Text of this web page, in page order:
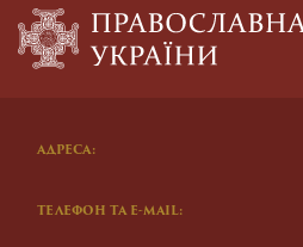
АДРЕСА:
ТЕЛЕФОН ТА E-MAIL: